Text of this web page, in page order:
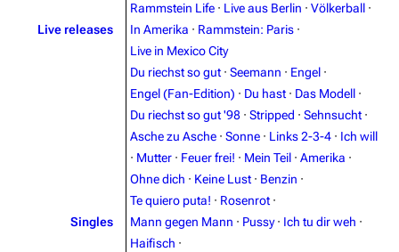
3.4K 12 290.4K
Navigation
Main page
Rammstein
Information
Live releases
Rammstein Life · Live aus Berlin · Völkerball ·
In Amerika · Rammstein: Paris ·
Live in Mexico City
Singles
Du riechst so gut · Seemann · Engel ·
Engel (Fan-Edition) · Du hast · Das Modell ·
Du riechst so gut '98 · Stripped · Sehnsucht ·
Asche zu Asche · Sonne · Links 2-3-4 · Ich will
· Mutter · Feuer frei! · Mein Teil · Amerika ·
Ohne dich · Keine Lust · Benzin ·
Te quiero puta! · Rosenrot ·
Mann gegen Mann · Pussy · Ich tu dir weh ·
Haifisch ·